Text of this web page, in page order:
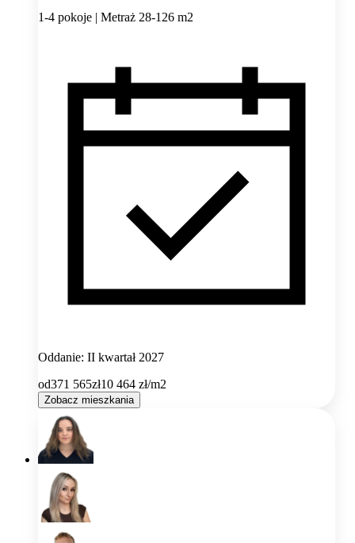
1-4 pokoje | Metraż 28-126 m2
Oddanie: II kwartał 2027
od371 565zł10 464 zł/m2
Zobacz mieszkania